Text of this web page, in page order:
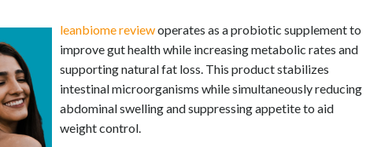
leanbiome reviewoperates as a probiotic supplement to
improve gut health while increasing metabolic rates and
supporting natural fat loss. This product stabilizes
intestinal microorganisms while simultaneously reducing
abdominal swelling and suppressing appetite to aid
weight control.